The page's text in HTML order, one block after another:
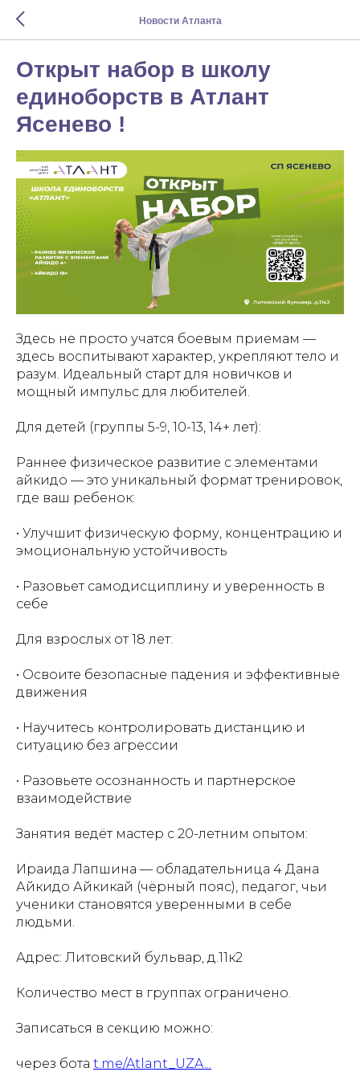
Новости Атланта
Открыт набор в школу
единоборств в Атлант
Ясенево !
Здесь не просто учатся боевым приемам —
здесь воспитывают характер, укрепляют тело и
разум. Идеальный старт для новичков и
мощный импульс для любителей.
Для детей (группы 5-9, 10-13, 14+ лет):
Раннее физическое развитие с элементами
айкидо — это уникальный формат тренировок,
где ваш ребенок:
• Улучшит физическую форму, концентрацию и
эмоциональную устойчивость
• Разовьет самодисциплину и уверенность в
себе
Для взрослых от 18 лет:
• Освоите безопасные падения и эффективные
движения
• Научитесь контролировать дистанцию и
ситуацию без агрессии
• Разовьете осознанность и партнерское
взаимодействие
Занятия ведёт мастер с 20-летним опытом:
Ираида Лапшина — обладательница 4 Дана
Айкидо Айкикай (чёрный пояс), педагог, чьи
ученики становятся уверенными в себе
людьми.
Адрес: Литовский бульвар, д.11к2
Количество мест в группах ограничено.
Записаться в секцию можно:
через бота t.me/Atlant_UZA...